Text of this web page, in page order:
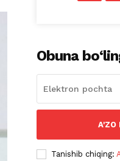
Obuna
A'ZO
Tanishib chiqing: